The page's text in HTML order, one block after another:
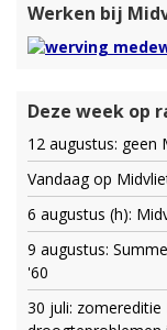
Werken bij
Deze week op
12 augustus: geen
Vandaag op
6 augustus (h):
9 augustus:
'60
30 juli: